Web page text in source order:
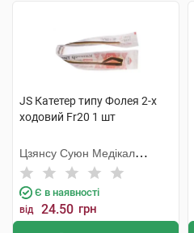
JS Катетер типу Фолея 2-х
ходовий Fr20 1 шт
Цзянсу Суюн Медікал
Метіріалс
Є в наявності
від 24.50 грн